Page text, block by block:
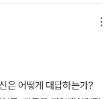
온 따끈따끈한 신간 베스
까. 흔히 말하는 고전의
다른 몇권의 책을 더 썼
이 책에
꾼'이라는 제목만 듣고
보다 라고 쉽게 생각한
은 어떻게 대답하는가?